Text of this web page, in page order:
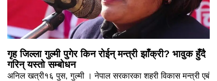
गृह जिल्ला गुल्मी पुगेर किन रोईन् मन्त्री झाँक्री? भावुक हुँदै
गरिन् यस्तो सम्बोधन
अनिल खत्री१६ पुस, गुल्मी । नेपाल सरकारका शहरी विकास मन्त्री एबं